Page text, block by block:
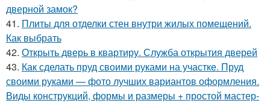
дверной замок?
41. Плиты для отделки стен внутри жилых помещений.
Как выбрать
42. Открыть дверь в квартиру. Служба открытия дверей
43. Как сделать пруд своими руками на участке. Пруд
своими руками — фото лучших вариантов оформления.
Виды конструкций, формы и размеры + простой мастер-